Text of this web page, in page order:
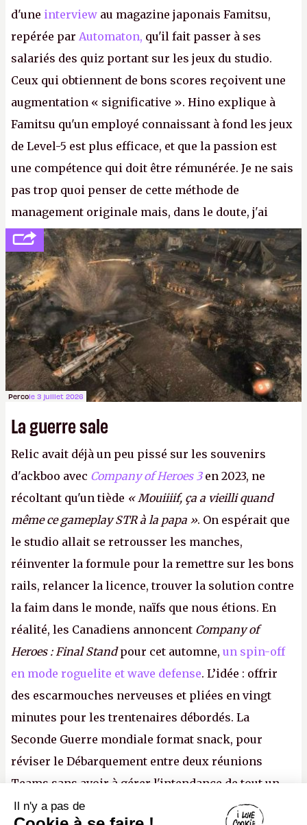
d'une interview au magazine japonais Famitsu,
repérée par Automaton, qu'il fait passer à ses
salariés des quiz portant sur les jeux du studio.
Ceux qui obtiennent de bons scores reçoivent une
augmentation « significative ». Hino explique à
Famitsu qu'un employé connaissant à fond les jeux
de Level-5 est plus efficace, et que la passion est
une compétence qui doit être rémunérée. Je ne sais
pas trop quoi penser de cette méthode de
management originale mais, dans le doute, j'ai
décidé d'apprendre par cœur les 300 derniers
numéros deCanard PCavant de demander une
augmentation à Ivan Le Fou.A.
Percole 3 juillet 2026
La guerre sale
Relic avait déjà un peu pissé sur les souvenirs
d'ackboo avec Company of Heroes 3en 2023, ne
récoltant qu'un tiède « Mouiiiif, ça a vieilli quand
même ce gameplay STR à la papa ». On espérait que
le studio allait se retrousser les manches,
réinventer la formule pour la remettre sur les bons
rails, relancer la licence, trouver la solution contre
la faim dans le monde, naïfs que nous étions. En
réalité, les Canadiens annoncent Company of
Heroes : Final Standpour cet automne, un spin-off
en mode roguelite et wave defense. L’idée : offrir
des escarmouches nerveuses et pliées en vingt
minutes pour les trentenaires débordés. La
Seconde Guerre mondiale format snack, pour
réviser le Débarquement entre deux réunions
Teams sans avoir à gérer l'intendance de tout un
continent. Pauvre ackboo, après avoir uriné sur ses
Canard PC
Il n'y a pas de